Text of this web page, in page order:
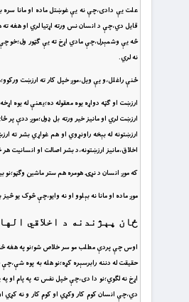
علت يې دادى،چې نه يې غوښتل ماده او مانا سره
قايل دي،چې د انسان نس ورته اړتيا لري او هغه
څه يې وشمېرل،چې مادي اړخ ته يې ګټور ول؛خو
نه لري.
ځنې راغلل،و يې ويل،موږ خپل کار ته ارزښت
ارزښت او ګټه دواړه يوه معقوله ده؛يعنې له يوه
ارزښت لري او مانيز خير ورته بل ډول؛موږ ددې پر
ارزښتونه له بېخه راونړوي او هم غواړي بشر ته
اخلاق،مانيز ارزښتونه،د بشر اصالت او انسانيت
که موږ انسان د نړۍ هومره هم ستر ماشين وګڼو؛نو
موږ ماده او مانا نه بېلوو او نه وايو،چې څوک
ځان پېژندنه د اخلاقي
اوس چې پردې مطلب مو سر خلاص شو؛نو په هغه څه
حقيقت له دننه رابرسېره کړه؛نو هله به پوه
اړخ نه لګوي؛نو دا دى،چې خپل نفس ته په پام او
دي،چې انسان کوم کار وکړي او کوم کار و نه